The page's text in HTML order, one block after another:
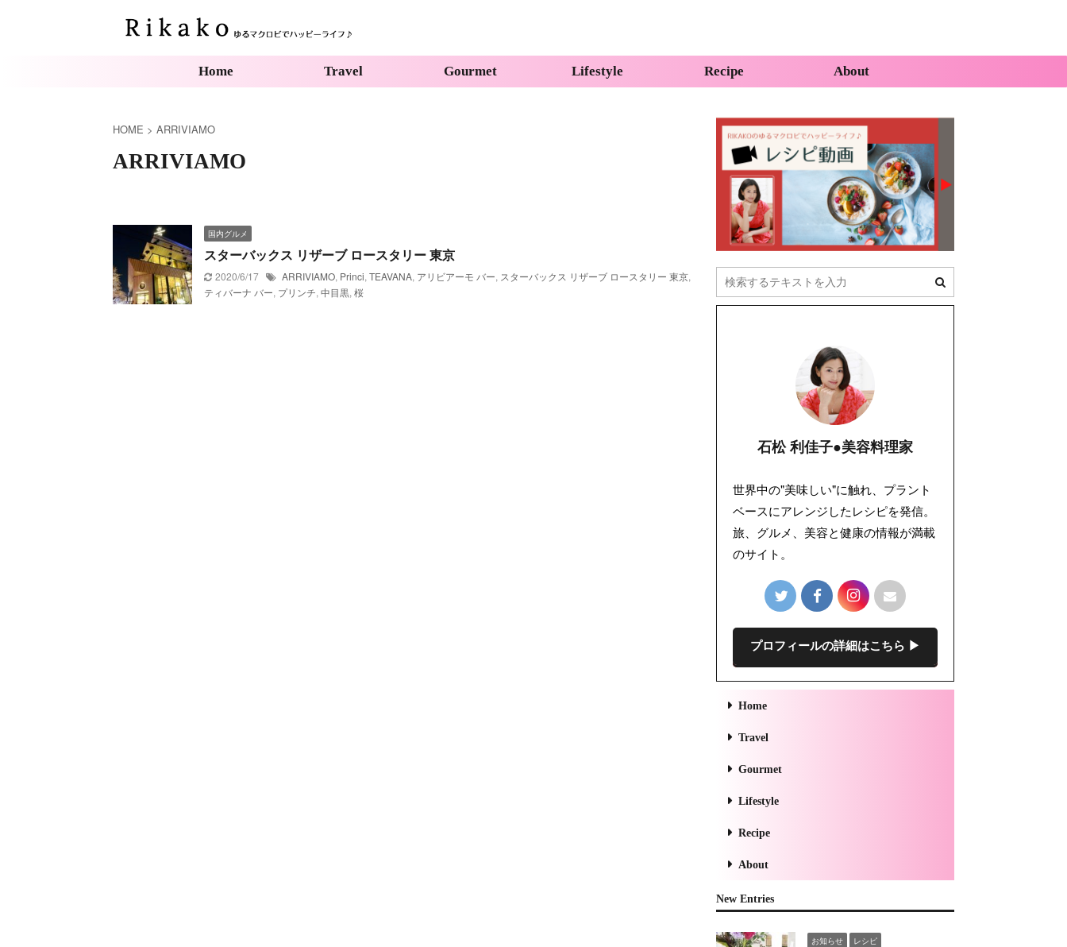
Home Travel Gourmet Lifestyle Recipe About
HOME > ARRIVIAMO
ARRIVIAMO
国内グルメ
スターバックス リザーブ ロースタリー 東京
2020/6/17
ARRIVIAMO, Princi, TEAVANA, アリビアーモ バー, スターバックス リザーブ ロースタリー 東京,
ティバーナ バー, プリンチ, 中目黒, 桜
石松 利佳子●美容料理家
世界中の"美味しい"に触れ、プラント
ベースにアレンジしたレシピを発信。
旅、グルメ、美容と健康の情報が満載
のサイト。
プロフィールの詳細はこちら ▶︎
Home
Travel
Gourmet
Lifestyle
Recipe
About
New Entries
お知らせ レシピ